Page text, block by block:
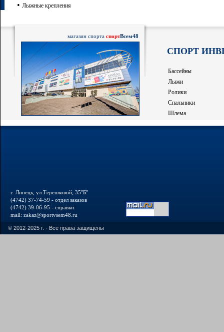
• Лыжные крепления
магазин спорта спортВсем48
СПОРТ
Бассейны
Лыжи
Ролики
Спальники
Шлема
г. Липецк, ул.Терешковой, 35"Б"
(4742) 37-74-59 - отдел заказов
(4742) 39-06-95 - справки
mail: zakaz@sportvsem48.ru
© 2012-2025 г. - Все права защищены